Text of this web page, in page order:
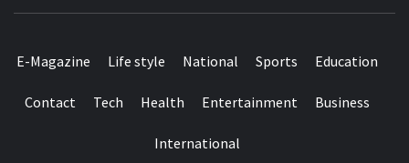
E-Magazine Life style National Sports Education
Contact Tech Health Entertainment Business
International